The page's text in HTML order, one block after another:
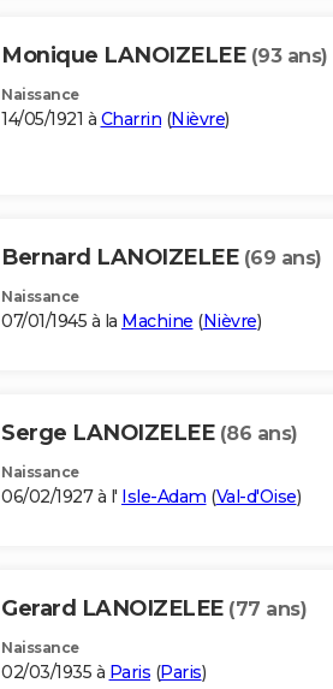
Monique LANOIZELEE (93 ans)
Naissance
14/05/1921 à Charrin (Nièvre)
Bernard LANOIZELEE (69 ans)
Naissance
07/01/1945 à la Machine (Nièvre)
Serge LANOIZELEE (86 ans)
Naissance
06/02/1927 à l' Isle-Adam (Val-d'Oise)
Gerard LANOIZELEE (77 ans)
Naissance
02/03/1935 à Paris (Paris)